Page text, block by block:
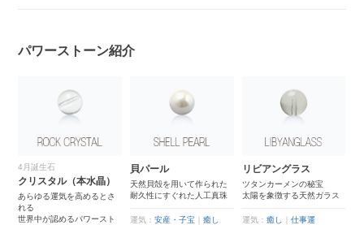
パワーストーン紹介
4月誕生石
クリスタル（本水晶）
あらゆる運気を高めるとさ
れる
世界中が認めるパワースト
貝パール
天然貝殻を用いて作られた
耐久性にすぐれた人工真珠
運気： 安産・子宝
癒し
リビアングラス
ツタンカーメンの秘宝
太陽を象徴する天然ガラス
運気： 癒し
仕事運